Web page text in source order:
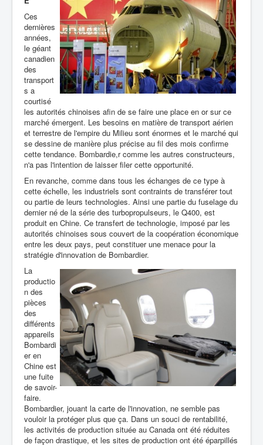
Ces
dernières
années,
le géant
canadien
des
transport
s a
courtisé
les autorités chinoises afin de se faire une place en or sur ce
marché émergent. Les besoins en matière de transport aérien
et terrestre de l'empire du Milieu sont énormes et le marché qui
se dessine de manière plus précise au fil des mois confirme
cette tendance. Bombardie,r comme les autres constructeurs,
n'a pas l'intention de laisser filer cette opportunité.
En revanche, comme dans tous les échanges de ce type à
cette échelle, les industriels sont contraints de transférer tout
ou partie de leurs technologies. Ainsi une partie du fuselage du
dernier né de la série des turbopropulseurs, le Q400, est
produit en Chine. Ce transfert de technologie, imposé par les
autorités chinoises sous couvert de la coopération économique
entre les deux pays, peut constituer une menace pour la
stratégie d'innovation de Bombardier.
La
productio
n des
pièces
des
différents
appareils
Bombardi
er en
Chine est
une fuite
de savoir-
faire.
Bombardier, jouant la carte de l'innovation, ne semble pas
vouloir la protéger plus que ça. Dans un souci de rentabilité,
les activités de production située au Canada ont été réduites
de façon drastique, et les sites de production ont été éparpillés